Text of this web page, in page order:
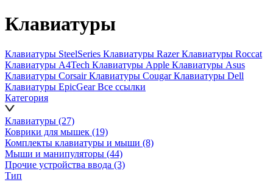
Клавиатуры
Клавиатуры SteelSeries Клавиатуры RazerКлавиатуры Roccat
Клавиатуры A4Tech Клавиатуры Apple Клавиатуры Asus
Клавиатуры CorsairКлавиатуры CougarКлавиатуры Dell
Клавиатуры EpicGearВсе ссылки
Категория
Клавиатуры (27)
Коврики для мышек (19)
Комплекты клавиатуры и мыши (8)
Мыши и манипуляторы (44)
Прочие устройства ввода (3)
Тип